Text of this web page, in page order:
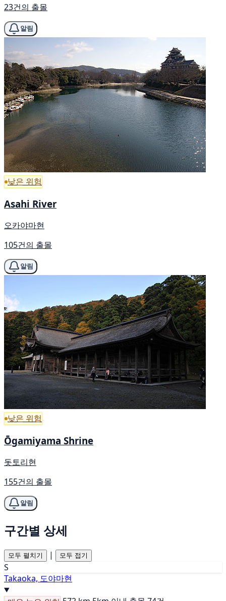
23건의 출몰
알림
낮은 위험
Asahi River
오카야마현
105건의 출몰
알림
낮은 위험
Ōgamiyama Shrine
돗토리현
155건의 출몰
알림
구간별 상세
모두 펼치기 | 모두 접기
S
Takaoka, 도야마현